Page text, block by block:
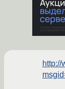
http://